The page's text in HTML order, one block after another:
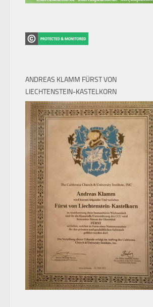
ANDREAS KLAMM FÜRST VON
LIECHTENSTEIN-KASTELKORN